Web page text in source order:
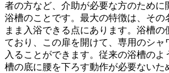
者の方など、介助が必要な方のために
浴槽のことです。最大の特徴は、その
まま入浴できる 点にあります。浴槽
ており、この扉を開けて、専用のシャ
入ることができます。従来の浴槽のよ
槽の底に腰を下ろす動作が必要ないた